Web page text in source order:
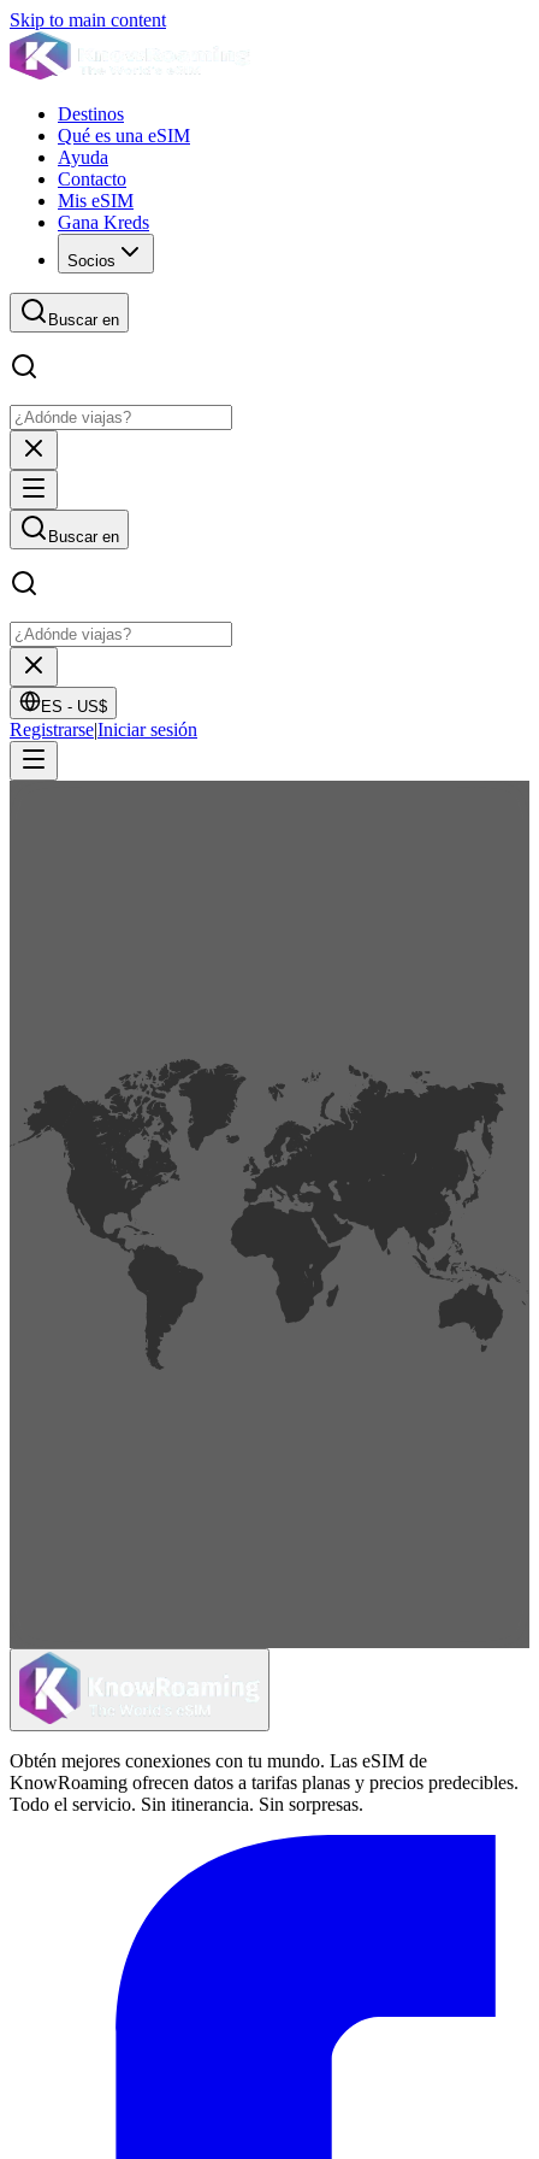
Skip to main content
Destinos
Qué es una eSIM
Ayuda
Contacto
Mis eSIM
Gana Kreds
Socios
Buscar en
Buscar en
ES - US$
Registrarse|Iniciar sesión
404Página no encontrada,
La página que buscas no existe o se ha cambiado de lugar.
Comprueba la URL e inténtalo de nuevo.
Ir a la página de inicio
Obtener soporte técnico
Obtén mejores conexiones con tu mundo. Las eSIM de
KnowRoaming ofrecen datos a tarifas planas y precios predecibles.
Todo el servicio. Sin itinerancia. Sin sorpresas.